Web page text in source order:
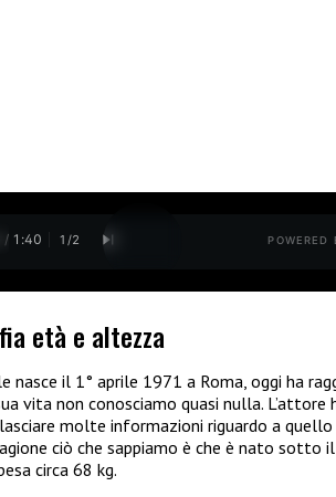
/ 1:40 1 /2 POWERED
età e altezza
nasce il 1° aprile 1971 a Roma, oggi ha
vita non conosciamo quasi nulla. L’attore
molte informazioni riguardo a
ciò che sappiamo è che è nato sotto il
circa 68 kg.